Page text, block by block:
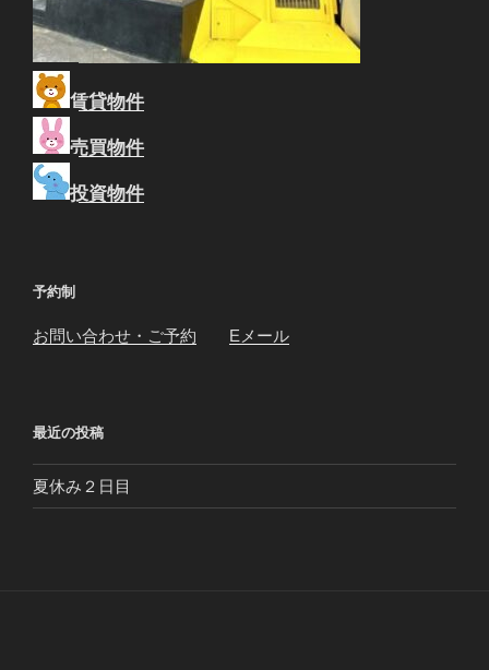
賃貸物件
売買物件
投資物件
予約制
お問い合わせ・ご予約 Eメール
最近の投稿
夏休み２日目